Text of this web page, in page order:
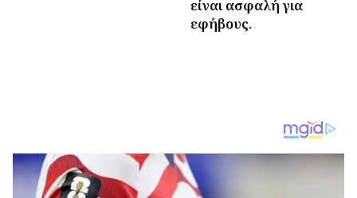
είναι ασφαλή για
εφήβους.